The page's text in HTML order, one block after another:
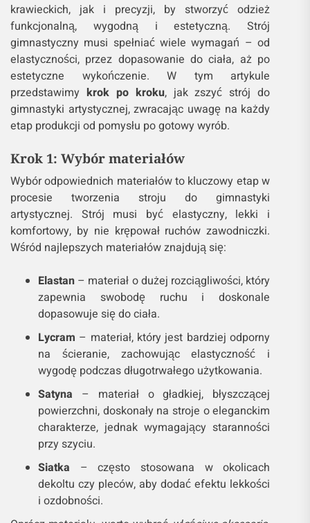
krawieckich, jak i precyzji, by stworzyć odzież
funkcjonalną, wygodną i estetyczną. Strój
gimnastyczny musi spełniać wiele wymagań – od
elastyczności, przez dopasowanie do ciała, aż po
estetyczne wykończenie. W tym artykule
przedstawimy krok po kroku, jak zszyć strój do
gimnastyki artystycznej, zwracając uwagę na każdy
etap produkcji od pomysłu po gotowy wyrób.
Krok 1: Wybór materiałów
Wybór odpowiednich materiałów to kluczowy etap w
procesie tworzenia stroju do gimnastyki
artystycznej. Strój musi być elastyczny, lekki i
komfortowy, by nie krępował ruchów zawodniczki.
Wśród najlepszych materiałów znajdują się:
Elastan – materiał o dużej rozciągliwości, który
zapewnia swobodę ruchu i doskonale
dopasowuje się do ciała.
Lycram – materiał, który jest bardziej odporny
na ścieranie, zachowując elastyczność i
wygodę podczas długotrwałego użytkowania.
Satyna – materiał o gładkiej, błyszczącej
powierzchni, doskonały na stroje o eleganckim
charakterze, jednak wymagający staranności
przy szyciu.
Siatka – często stosowana w okolicach
dekoltu czy pleców, aby dodać efektu lekkości
i ozdobności.